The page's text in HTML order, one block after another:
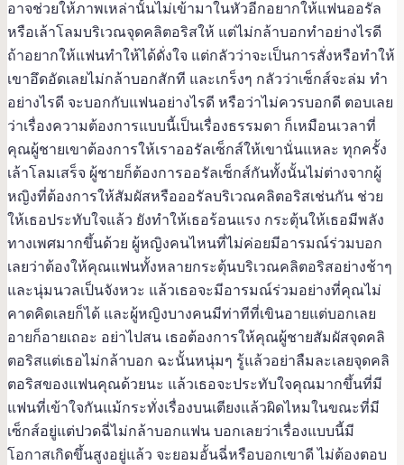
อาจช่วยให้ภาพเหล่านั้นไม่เข้ามาในหัวอีกอยากให้แฟนออรัล
หรือเล้าโลมบริเวณจุดคลิตอริสให้ แต่ไม่กล้าบอกทำอย่างไรดี
ถ้าอยากให้แฟนทำให้ได้ดั่งใจ แต่กลัวว่าจะเป็นการสั่งหรือทำให้
เขาอึดอัดเลยไม่กล้าบอกสักที และเกร็งๆ กลัวว่าเซ็กส์จะล่ม ทำ
อย่างไรดี จะบอกกับแฟนอย่างไรดี หรือว่าไม่ควรบอกดี ตอบเลย
ว่าเรื่องความต้องการแบบนี้เป็นเรื่องธรรมดา ก็เหมือนเวลาที่
คุณผู้ชายเขาต้องการให้เราออรัลเซ็กส์ให้เขานั่นแหละ ทุกครั้ง
เล้าโลมเสร็จ ผู้ชายก็ต้องการออรัลเซ็กส์กันทั้งนั้นไม่ต่างจากผู้
หญิงที่ต้องการให้สัมผัสหรือออรัลบริเวณคลิตอริสเช่นกัน ช่วย
ให้เธอประทับใจแล้ว ยังทำให้เธอร้อนแรง กระตุ้นให้เธอมีพลัง
ทางเพศมากขึ้นด้วย ผู้หญิงคนไหนที่ไม่ค่อยมีอารมณ์ร่วมบอก
เลยว่าต้องให้คุณแฟนทั้งหลายกระตุ้นบริเวณคลิตอริสอย่างช้าๆ
และนุ่มนวลเป็นจังหวะ แล้วเธอจะมีอารมณ์ร่วมอย่างที่คุณไม่
คาดคิดเลยก็ได้ และผู้หญิงบางคนมีท่าทีที่เขินอายแต่บอกเลย
อายก็อายเถอะ อย่าไปสน เธอต้องการให้คุณผู้ชายสัมผัสจุดคลิ
ตอริสแต่เธอไม่กล้าบอก ฉะนั้นหนุ่มๆ รู้แล้วอย่าลืมละเลยจุดคลิ
ตอริสของแฟนคุณด้วยนะ แล้วเธอจะประทับใจคุณมากขึ้นที่มี
แฟนที่เข้าใจกันแม้กระทั่งเรื่องบนเตียงแล้วผิดไหมในขณะที่มี
เซ็กส์อยู่แต่ปวดฉี่ไม่กล้าบอกแฟน บอกเลยว่าเรื่องแบบนี้มี
โอกาสเกิดขึ้นสูงอยู่แล้ว จะยอมอั้นฉี่หรือบอกเขาดี ไม่ต้องตอบ